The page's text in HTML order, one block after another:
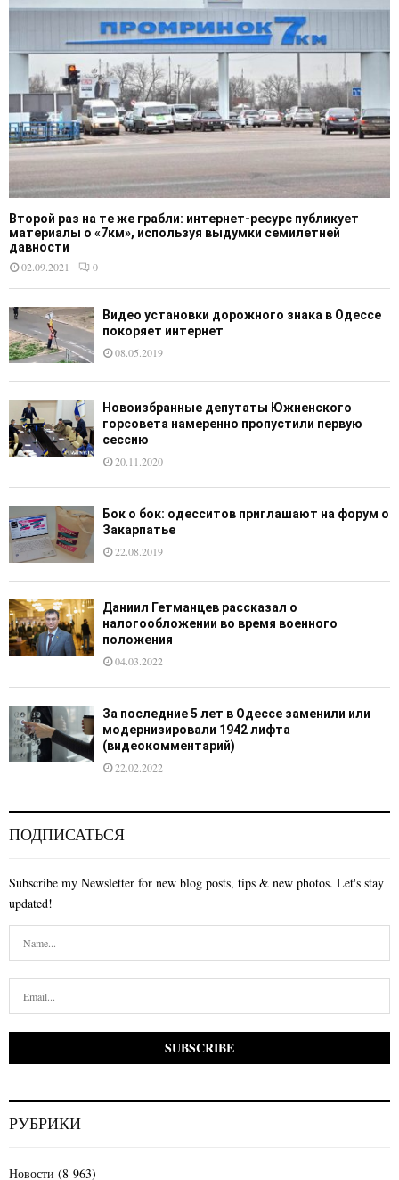
Второй раз на те же грабли: интернет-ресурс публикует
материалы о «7км», используя выдумки семилетней
давности
02.09.2021
0
Видео установки дорожного знака в Одессе
покоряет интернет
08.05.2019
Новоизбранные депутаты Южненского
горсовета намеренно пропустили первую
сессию
20.11.2020
Бок о бок: одесситов приглашают на форум о
Закарпатье
22.08.2019
Даниил Гетманцев рассказал о
налогообложении во время военного
положения
04.03.2022
За последние 5 лет в Одессе заменили или
модернизировали 1942 лифта
(видеокомментарий)
22.02.2022
ПОДПИСАТЬСЯ
Subscribe my Newsletter for new blog posts, tips & new photos. Let's stay
updated!
РУБРИКИ
Новости (8 963)